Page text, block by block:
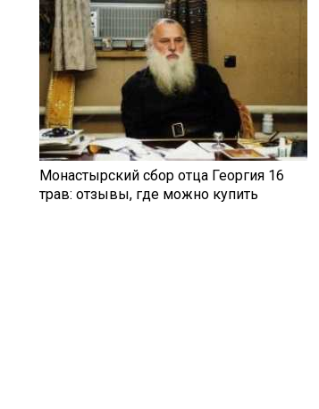
Монастырский сбор отца Георгия 16
трав: отзывы, где можно купить